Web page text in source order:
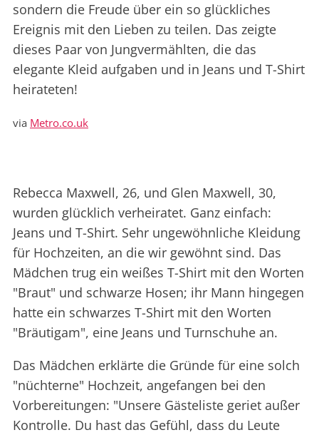
sondern die Freude über ein so glückliches
Ereignis mit den Lieben zu teilen. Das zeigte
dieses Paar von Jungvermählten, die das
elegante Kleid aufgaben und in Jeans und T-Shirt
heirateten!
via Metro.co.uk
Rebecca Maxwell, 26, und Glen Maxwell, 30,
wurden glücklich verheiratet. Ganz einfach:
Jeans und T-Shirt. Sehr ungewöhnliche Kleidung
für Hochzeiten, an die wir gewöhnt sind. Das
Mädchen trug ein weißes T-Shirt mit den Worten
"Braut" und schwarze Hosen; ihr Mann hingegen
hatte ein schwarzes T-Shirt mit den Worten
"Bräutigam", eine Jeans und Turnschuhe an.
Das Mädchen erklärte die Gründe für eine solch
"nüchterne" Hochzeit, angefangen bei den
Vorbereitungen: "Unsere Gästeliste geriet außer
Kontrolle. Du hast das Gefühl, dass du Leute